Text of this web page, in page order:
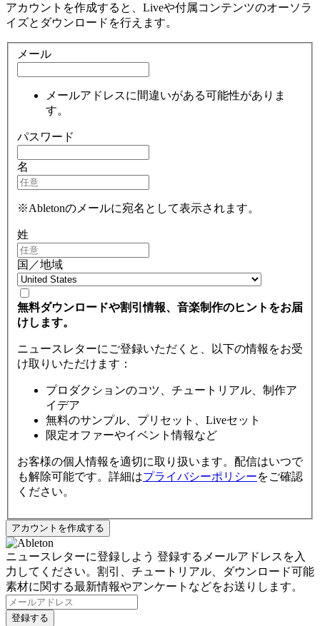
アカウントを作成すると、Liveや付属コンテンツのオーソラ
イズとダウンロードを行えます。
メール
メールアドレスに間違いがある可能性がありま
す。
パスワード
名
※Abletonのメールに宛名として表示されます。
姓
国／地域
無料ダウンロードや割引情報、音楽制作のヒントをお届
けします。
ニュースレターにご登録いただくと、以下の情報をお受
け取りいただけます：
プロダクションのコツ、チュートリアル、制作ア
イデア
無料のサンプル、プリセット、Liveセット
限定オファーやイベント情報など
お客様の個人情報を適切に取り扱います。配信はいつで
も解除可能です。詳細はプライバシーポリシーをご確認
ください。
ニュースレターに登録しよう 登録するメールアドレスを入
力してください。割引、チュートリアル、ダウンロード可能
素材に関する最新情報やアンケートなどをお送りします。